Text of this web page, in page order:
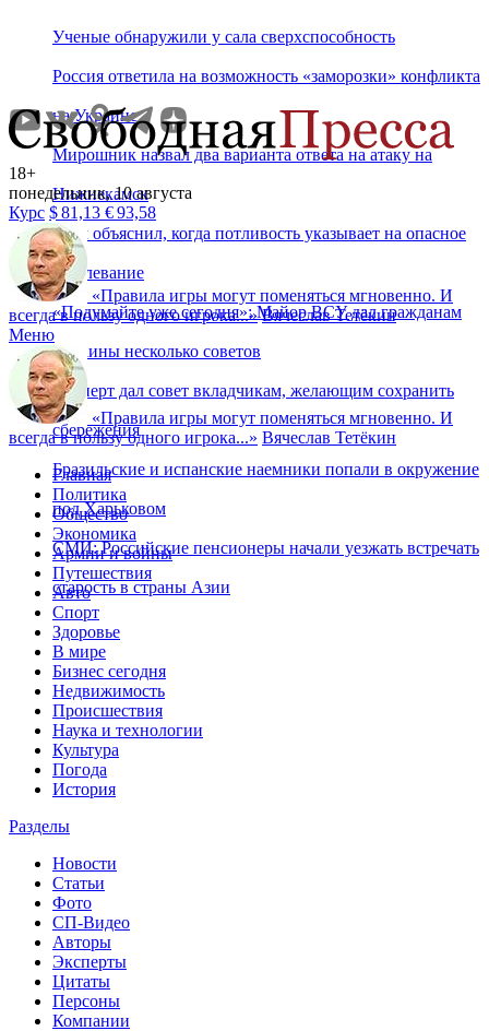
Ученые обнаружили у сала сверхспособность
Россия ответила на возможность «заморозки» конфликта
на Украине
Мирошник назвал два варианта ответа на атаку на
Нижнекамск
Врач объяснил, когда потливость указывает на опасное
заболевание
«Подумайте уже сегодня»: Майор ВСУ дал гражданам
Украины несколько советов
Эксперт дал совет вкладчикам, желающим сохранить
сбережения
Бразильские и испанские наемники попали в окружение
под Харьковом
СМИ: Российские пенсионеры начали уезжать встречать
старость в страны Азии
18+
понедельник, 10 августа
Курс $81,13 €93,58
«Правила игры могут поменяться мгновенно. И
всегда в пользу одного игрока...» Вячеслав Тетёкин
Меню
«Правила игры могут поменяться мгновенно. И
всегда в пользу одного игрока...» Вячеслав Тетёкин
Главная
Политика
Общество
Экономика
Армии и войны
Путешествия
Авто
Спорт
Здоровье
В мире
Бизнес сегодня
Недвижимость
Происшествия
Наука и технологии
Культура
Погода
История
Разделы
Новости
Статьи
Фото
СП-Видео
Авторы
Эксперты
Цитаты
Персоны
Компании